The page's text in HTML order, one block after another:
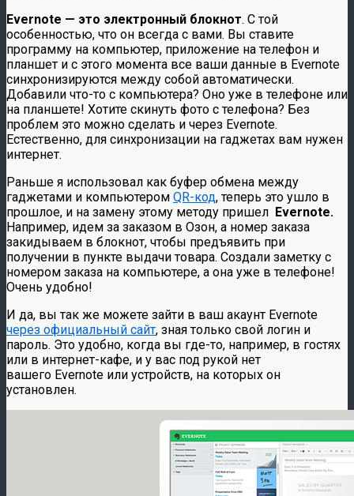
Evernote — это электронный блокнот. С той
особенностью, что он всегда с вами. Вы ставите
программу на компьютер, приложение на телефон и
планшет и с этого момента все ваши данные в Evernote
синхронизируются между собой автоматически.
Добавили что-то с компьютера? Оно уже в телефоне или
на планшете! Хотите скинуть фото с телефона? Без
проблем это можно сделать и через Evernote.
Естественно, для синхронизации на гаджетах вам нужен
интернет.
Раньше я использовал как буфер обмена между
гаджетами и компьютером QR-код, теперь это ушло в
прошлое, и на замену этому методу пришел Evernote.
Например, идем за заказом в Озон, а номер заказа
закидываем в блокнот, чтобы предъявить при
получении в пункте выдачи товара. Создали заметку с
номером заказа на компьютере, а она уже в телефоне!
Очень удобно!
И да, вы так же можете зайти в ваш акаунт Evernote
через официальный сайт, зная только свой логин и
пароль. Это удобно, когда вы где-то, например, в гостях
или в интернет-кафе, и у вас под рукой нет
вашего Evernote или устройств, на которых он
установлен.